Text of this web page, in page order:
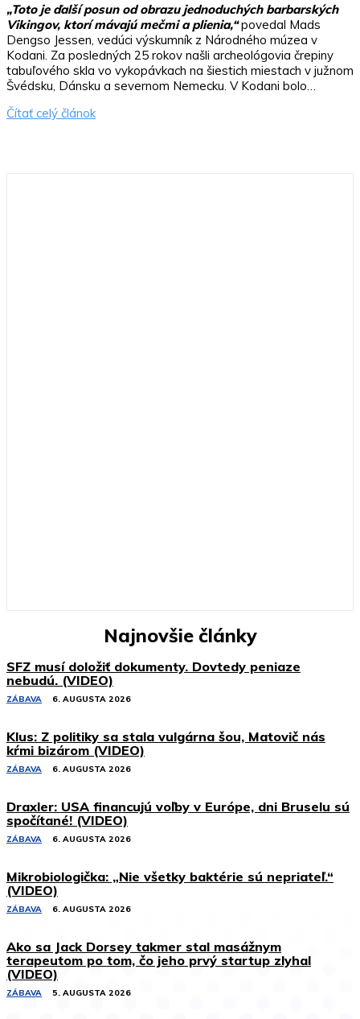
„Toto je ďalší posun od obrazu jednoduchých barbarských
Vikingov, ktorí mávajú mečmi a plienia,“povedal Mads
Dengso Jessen, vedúci výskumník z Národného múzea v
Kodani. Za posledných 25 rokov našli archeológovia črepiny
tabuľového skla vo vykopávkach na šiestich miestach v južnom
Švédsku, Dánsku a severnom Nemecku. V Kodani bolo…
Čítať celý článok
Najnovšie články
SFZ musí doložiť dokumenty. Dovtedy peniaze
nebudú. (VIDEO)
ZÁBAVA 6. AUGUSTA 2026
Klus: Z politiky sa stala vulgárna šou, Matovič nás
kŕmi bizárom (VIDEO)
ZÁBAVA 6. AUGUSTA 2026
Draxler: USA financujú voľby v Európe, dni Bruselu sú
spočítané! (VIDEO)
ZÁBAVA 6. AUGUSTA 2026
Mikrobiologička: „Nie všetky baktérie sú nepriateľ.“
(VIDEO)
ZÁBAVA 6. AUGUSTA 2026
Ako sa Jack Dorsey takmer stal masážnym
terapeutom po tom, čo jeho prvý startup zlyhal
(VIDEO)
ZÁBAVA 5. AUGUSTA 2026